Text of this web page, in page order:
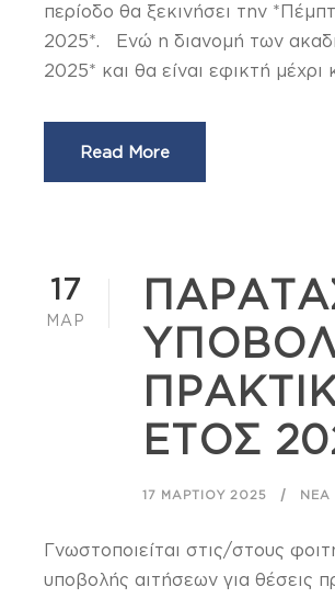
περίοδο θα ξεκινήσει την
2025*. Ενώ η διανομή των
2025* και θα είναι εφικτή
Read More
17
ΜΑΡ
ΕΤΟΣ
17 ΜΑΡΤΊΟΥ 2025 ΝΈΑ
Γνωστοποιείται στις/στους
υποβολής αιτήσεων για θέσεις